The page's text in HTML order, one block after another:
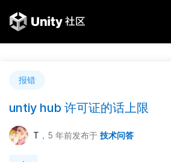
报错
untiy hub 许可证的话上限
T ，5 年前发布于 技术问答